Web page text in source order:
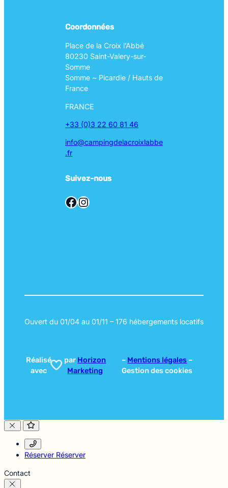
Coordonnées
Place de la Croix l’Abbé
80230 Saint-Valery-sur-
Somme
Somme ~ Picardie / Hauts de
France
FRANCE
+33 (0)3 22 60 81 46
info@campingdelacroixlabbe
.fr
Suivez-nous
Facebook Instagram
Ouvert du 01/04 au 01/11 – 176 hébergements locatifs
Réalisé
avec
par Horizon
Marketing
– Mentions légales –
Gestion des cookies
Réserver Réserver
Contact